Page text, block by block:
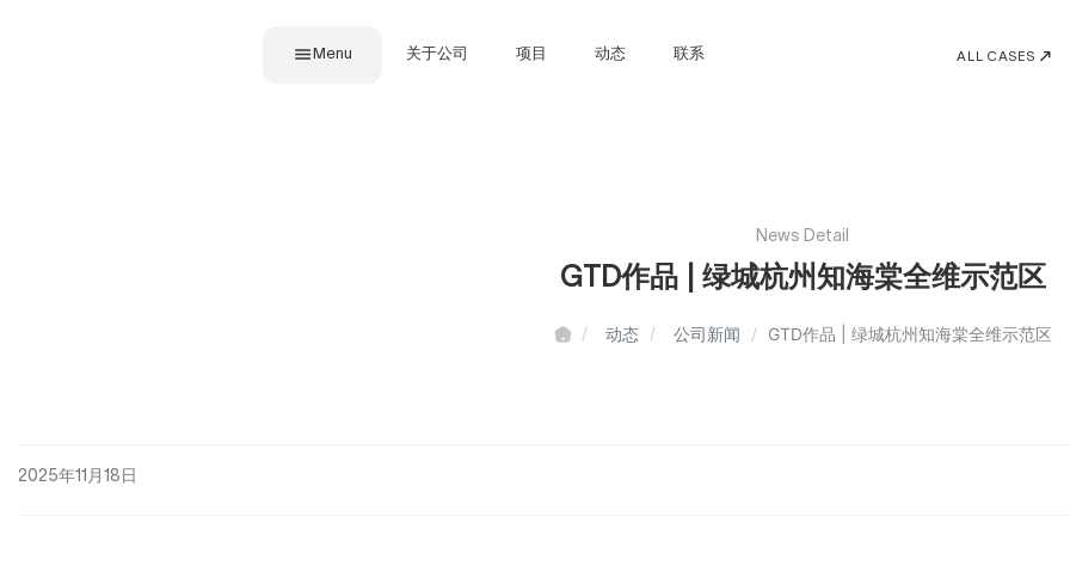
Menu 关于公司 项目 动态 联系 ALL CASES
News Detail
GTD作品 | 绿城杭州知海棠全维示范区
动态 公司新闻 GTD作品 | 绿城杭州知海棠全维示范区
2025年11月18日